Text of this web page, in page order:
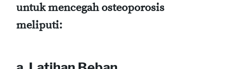
untuk mencegah osteoporosis
meliputi: